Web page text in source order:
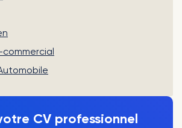
CV professionnel